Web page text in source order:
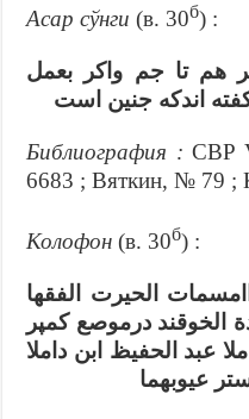
Асар сўнги (в. 30б) :
تا جم واكر بعمل
اندكه جنين است
Библиография : СВР
6683 ; Вяткин, № 79 ;
Колофон (в. 30б) :
الحيرت الفقها
الخوقند درموصع كمپر
الحفيظ ابن داملا
عيوبهما